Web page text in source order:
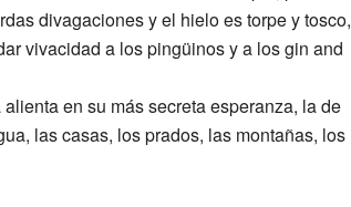
divagaciones y el hielo es torpe y tosco,
vivacidad a los pingüinos y a los gin and
en su más secreta esperanza, la de
las casas, los prados, las montañas, los